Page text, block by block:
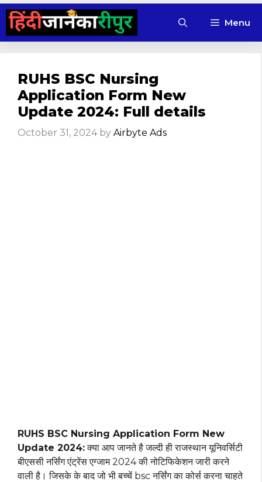
Skip
content
Menu
RUHS BSC Nursing
Application Form New
Update 2024: Full details
October 31, 2024 by Airbyte Ads
RUHS BSC Nursing Application Form New
Update 2024:क्या आप जानते है जल्दी ही राजस्थान यूनिवर्सिटी
बीएससी नर्सिंग एंट्रेंस एग्जाम 2024 की नोटिफिकेशन जारी करने
वाली है। जिसके के बाद जो भी बच्चें bsc नर्सिंग का कोर्स करना चाहते